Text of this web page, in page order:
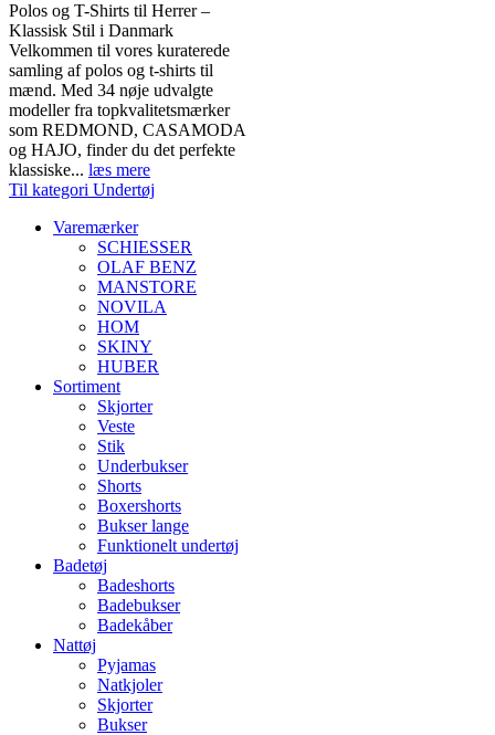
Polos og T-Shirts til Herrer –
Klassisk Stil i Danmark
Velkommen til vores kuraterede
samling af polos og t-shirts til
mænd. Med 34 nøje udvalgte
modeller fra topkvalitetsmærker
som REDMOND, CASAMODA
og HAJO, finder du det perfekte
klassiske... læs mere
Til kategori Undertøj
Varemærker
SCHIESSER
OLAF BENZ
MANSTORE
NOVILA
HOM
SKINY
HUBER
Sortiment
Skjorter
Veste
Stik
Underbukser
Shorts
Boxershorts
Bukser lange
Funktionelt undertøj
Badetøj
Badeshorts
Badebukser
Badekåber
Nattøj
Pyjamas
Natkjoler
Skjorter
Bukser